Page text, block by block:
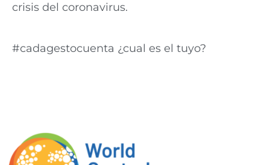
crisis del coronavirus.
#cadagestocuenta ¿cual es el tuyo?